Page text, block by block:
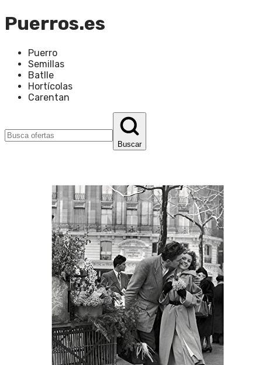
Puerros.es
Puerro
Semillas
Batlle
Hortícolas
Carentan
Buscar